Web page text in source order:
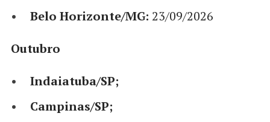
Belo Horizonte/MG: 23/09/2026
Outubro
Indaiatuba/SP;
Campinas/SP;